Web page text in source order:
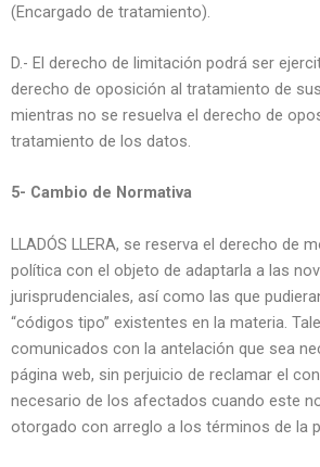
(Encargado de tratamiento).
D.- El derecho de limitación podrá ser
derecho de oposición al tratamiento de
mientras no se resuelva el derecho de
tratamiento de los datos.
5- Cambio de Normativa
LLADÓS LLERA, se reserva el derecho de
política con el objeto de adaptarla a las
jurisprudenciales, así como las que
“códigos tipo” existentes en la materia.
comunicados con la antelación que sea
página web, sin perjuicio de reclamar el
necesario de los afectados cuando este
otorgado con arreglo a los términos de la